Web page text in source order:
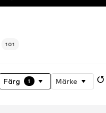
101
Färg 1 Märke